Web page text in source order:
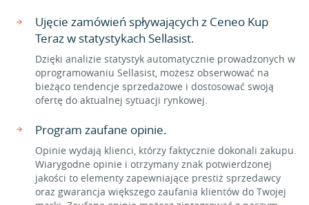
Ujęcie zamówień spływających z Ceneo Kup
Teraz w statystykach Sellasist.
Dzięki analizie statystyk automatycznie prowadzonych w
oprogramowaniu Sellasist, możesz obserwować na
bieżąco tendencje sprzedażowe i dostosować swoją
ofertę do aktualnej sytuacji rynkowej.
Program zaufane opinie.
Opinie wydają klienci, którzy faktycznie dokonali zakupu.
Wiarygodne opinie i otrzymany znak potwierdzonej
jakości to elementy zapewniające prestiż sprzedawcy
oraz gwarancja większego zaufania klientów do Twojej